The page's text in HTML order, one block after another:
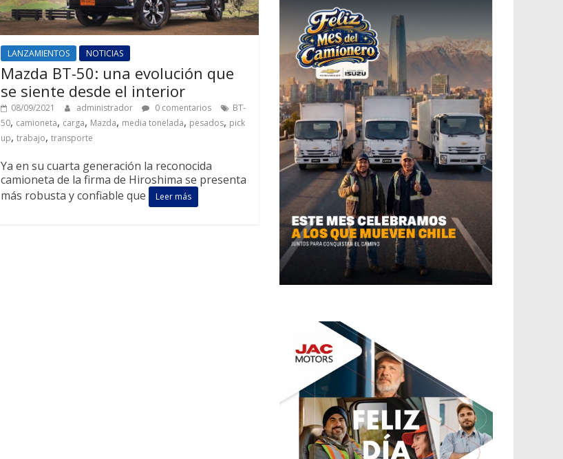
LANZAMIENTOS NOTICIAS
Mazda BT-50: una evolución que
se siente desde el interior
08/09/2021 administrador 0 comentarios
BT-
50, camioneta, carga, Mazda, media tonelada, pesados, pick
up,trabajo,transporte
Ya en su cuarta generación la reconocida
camioneta de la firma de Hiroshima se presenta
más robusta y confiable que
Leer más